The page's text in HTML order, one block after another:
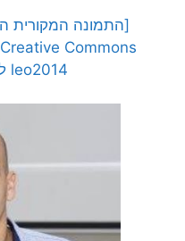
leo2014 לאתר Pixabay]